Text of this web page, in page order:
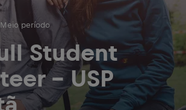
Meio período
Student
- USP